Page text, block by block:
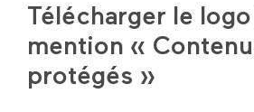
Télécharger le logo
mention «
protégés »